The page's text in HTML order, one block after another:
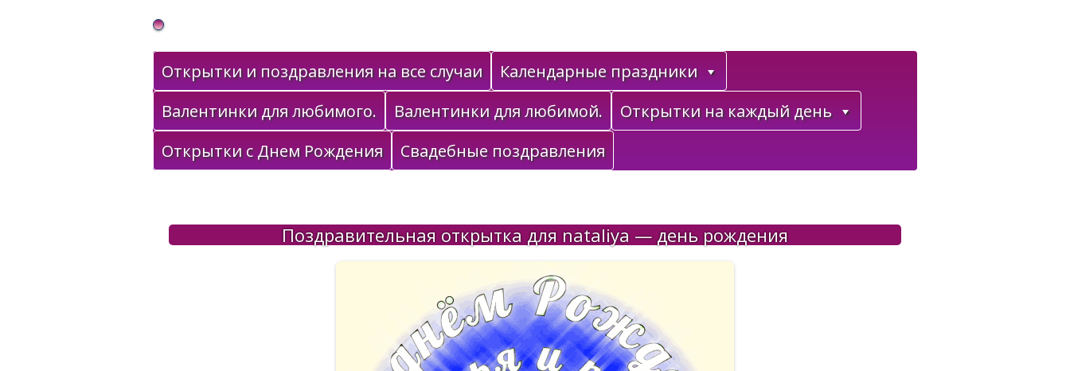
Gif Открытки в подарок
Открытки и поздравления на все случаи
Календарные праздники
Валентинки для любимого.
Валентинки для любимой.
Открытки на каждый день
Открытки с Днем Рождения
Свадебные поздравления
Поздравительная открытка для nataliya — день рождения